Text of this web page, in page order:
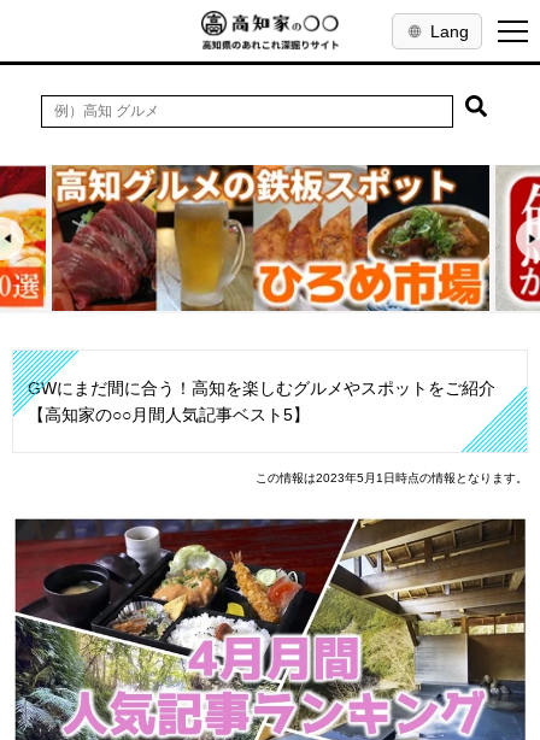
Lang
GWにまだ間に合う！高知を楽しむグルメやスポットをご紹介
【高知家の○○月間人気記事ベスト5】
この情報は2023年5月1日時点の情報となります。